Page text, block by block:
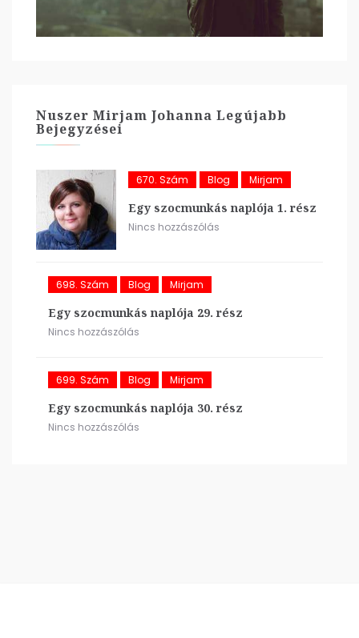
Nuszer Mirjam Johanna Legújabb
Bejegyzései
670. Szám Blog Mirjam
Egy szocmunkás naplója 1. rész
Nincs hozzászólás
698. Szám Blog Mirjam
Egy szocmunkás naplója 29. rész
Nincs hozzászólás
699. Szám Blog Mirjam
Egy szocmunkás naplója 30. rész
Nincs hozzászólás